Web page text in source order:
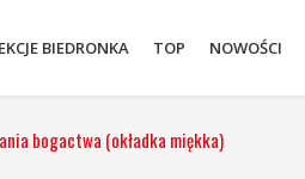
BIEDRONKA TOP NOWOŚCI
bogactwa (okładka miękka)